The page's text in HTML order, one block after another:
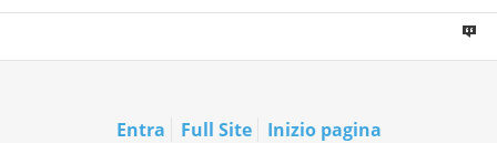
Entra Full Site Inizio pagina